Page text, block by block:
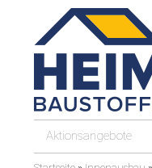
Aktionsangebote